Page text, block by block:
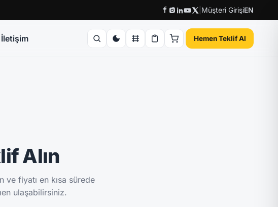
Müşteri GirişiEN
İletişim Hemen Teklif Al
Alın
ve fiyatı en kısa sürede
ulaşabilirsiniz.